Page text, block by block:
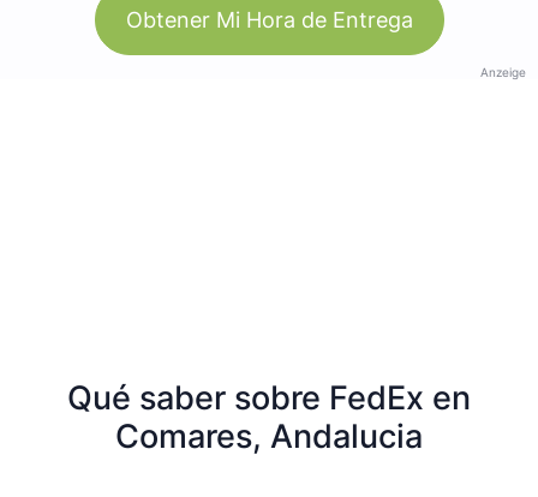
Obtener Mi Hora de Entrega
Anzeige
Qué saber sobre FedEx en
Comares, Andalucia